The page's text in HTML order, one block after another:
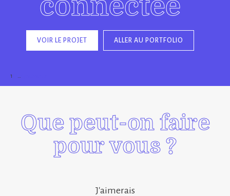
connectée
VOIR LE PROJET ALLER AU PORTFOLIO
1
Que peut-on faire
pour vous ?
J'aimerais